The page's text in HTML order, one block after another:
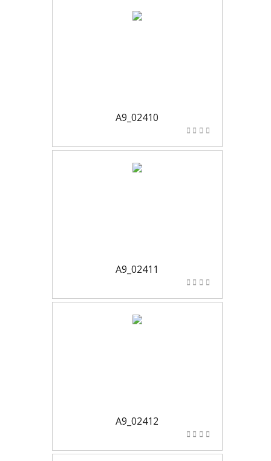
A9_02410
A9_02411
A9_02412